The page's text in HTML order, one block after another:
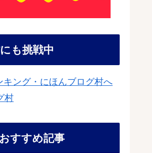
も挑戦中
村
すすめ記事